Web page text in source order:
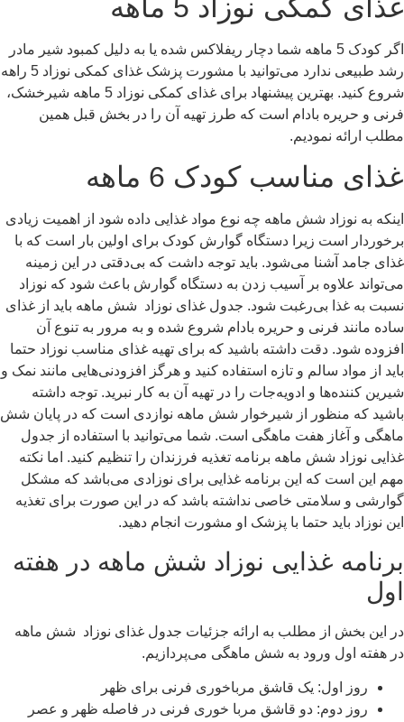
غذای کمکی نوزاد 5 ماهه
اگر کودک 5 ماهه شما دچار ریفلاکس شده یا به دلیل کمبود شیر مادر
رشد طبیعی ندارد می‌توانید با مشورت پزشک غذای کمکی نوزاد 5 راهه
شروع کنید. بهترین پیشنهاد برای غذای کمکی نوزاد 5 ماهه شیرخشک،
فرنی و حریره بادام است که طرز تهیه آن را در بخش قبل همین
مطلب ارائه نمودیم.
غذای مناسب کودک 6 ماهه
اینکه به نوزاد شش ماهه چه نوع مواد غذایی داده شود از اهمیت زیادی
برخوردار است زیرا دستگاه گوارش کودک برای اولین بار است که با
غذای جامد آشنا می‌شود. باید توجه داشت که بی‌دقتی در این زمینه
می‌تواند علاوه بر آسیب زدن به دستگاه گوارش باعث شود که نوزاد
نسبت به غذا بی‌رغبت شود. جدول غذای نوزاد شش ماهه باید از غذای
ساده مانند فرنی و حریره بادام شروع شده و به مرور به تنوع آن
افزوده شود. دقت داشته باشید که برای تهیه غذای مناسب نوزاد حتما
باید از مواد سالم و تازه استفاده کنید و هرگز افزودنی‌هایی مانند نمک و
شیرین کننده‌ها و ادویه‌جات را در تهیه آن به کار نبرید. توجه داشته
باشید که منظور از شیرخوار شش ماهه نوازدی است که در پایان شش
ماهگی و آغاز هفت ماهگی است. شما می‌توانید با استفاده از جدول
غذایی نوزاد شش ماهه برنامه تغذیه فرزندان را تنظیم کنید. اما نکته
مهم این است که این برنامه غذایی برای نوزادی می‌باشد که مشکل
گوارشی و سلامتی خاصی نداشته باشد که در این صورت برای تغذیه
این نوزاد باید حتما با پزشک او مشورت انجام دهید.
برنامه غذایی نوزاد شش ماهه در هفته
اول
در این بخش از مطلب به ارائه جزئیات جدول غذای نوزاد شش ماهه
در هفته اول ورود به شش ماهگی می‌پردازیم.
روز اول: یک قاشق مرباخوری فرنی برای ظهر
روز دوم: دو قاشق مربا خوری فرنی در فاصله ظهر و عصر